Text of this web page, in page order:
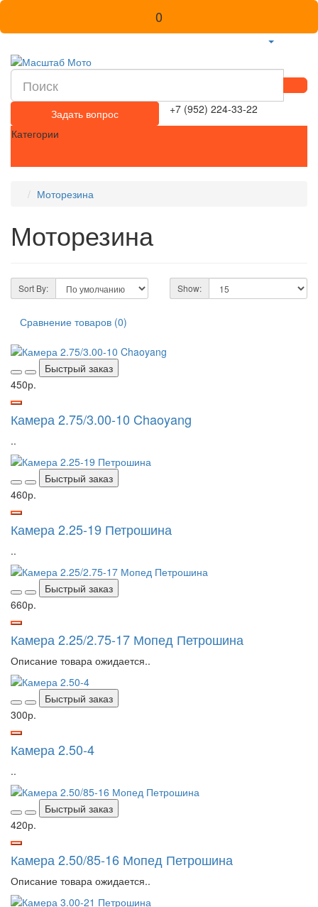
0
Задать вопрос
+7 (952) 224-33-22
Категории
Моторезина
Моторезина
Sort By: Show:
Сравнение товаров (0)
Быстрый заказ
450р.
Камера 2.75/3.00-10 Chaoyang
..
Быстрый заказ
460р.
Камера 2.25-19 Петрошина
..
Быстрый заказ
660р.
Камера 2.25/2.75-17 Мопед Петрошина
Описание товара ожидается..
Быстрый заказ
300р.
Камера 2.50-4
..
Быстрый заказ
420р.
Камера 2.50/85-16 Мопед Петрошина
Описание товара ожидается..